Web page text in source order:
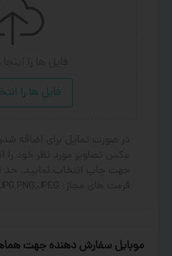
فایل ها را
موبایل سفارش دهنده جهت